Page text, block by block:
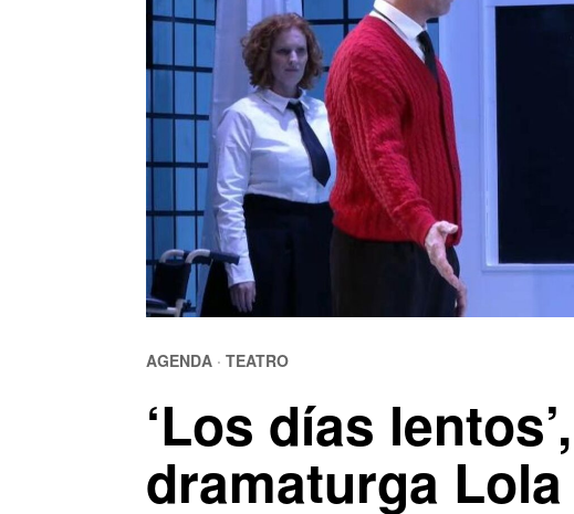
AGENDA · TEATRO
‘Los días
dramaturga